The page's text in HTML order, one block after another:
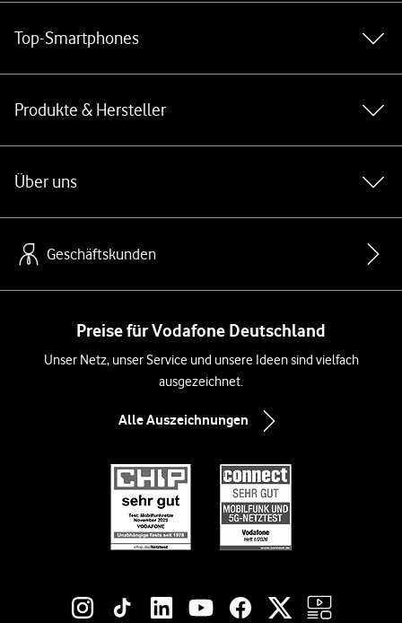
Top-Smartphones
Produkte & Hersteller
Über uns
Geschäftskunden
Preise für Vodafone Deutschland
Unser Netz, unser Service und unsere Ideen sind vielfach
ausgezeichnet.
Alle Auszeichnungen
Social-Media-Links